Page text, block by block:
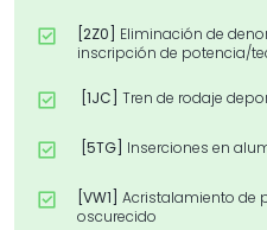
[2Z0]
Eliminación de
inscripción de potencia/
[1JC] Tren de rodaje
[5TG] Inserciones en
[VW1] Acristalamiento de
oscurecido